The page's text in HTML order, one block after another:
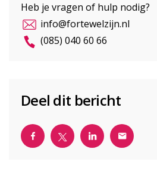
Heb je vragen of hulp nodig?
info@fortewelzijn.nl
(085) 040 60 66
Deel dit bericht